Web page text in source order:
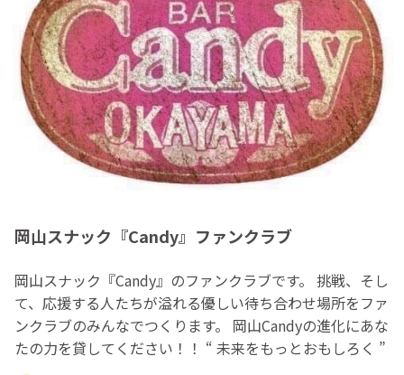
岡山スナック『Candy』ファンクラブ
岡山スナック『Candy』のファンクラブです。 挑戦、そし
て、応援する人たちが溢れる優しい待ち合わせ場所をファ
ンクラブのみんなでつくります。 岡山Candyの進化にあな
たの力を貸してください！！ “ 未来をもっとおもしろく ”